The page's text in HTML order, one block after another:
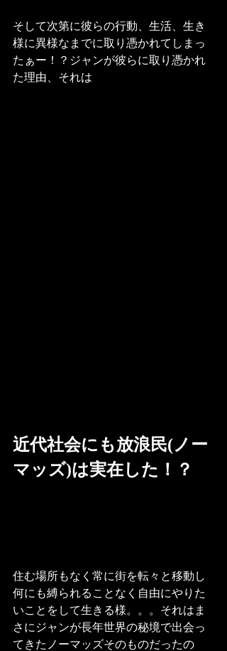
そして次第に彼らの行動、生活、生き
様に異様なまでに取り憑かれてしまっ
たぁー！？ジャンが彼らに取り憑かれ
た理由、それは
近代社会にも放浪民(ノー
マッズ)は実在した！？
住む場所もなく常に街を転々と移動し
何にも縛られることなく自由にやりた
いことをして生きる様。。。それはま
さにジャンが長年世界の秘境で出会っ
てきたノーマッズそのものだったの